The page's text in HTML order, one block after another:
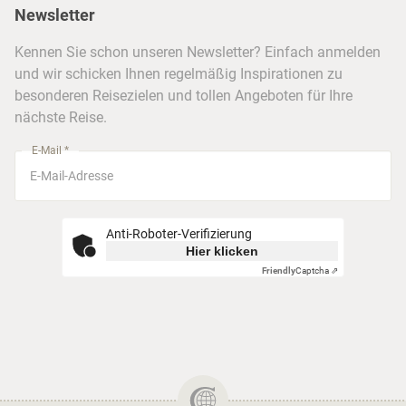
FAQ
Barrierefreiheitserklärung
Hotels & Unterkünfte
Kreuzfahrten
Busreisen
Frankfurt
Stuttgart
Newsletter
Kennen Sie schon unseren Newsletter? Einfach anmelden
und wir schicken Ihnen regelmäßig Inspirationen zu
besonderen Reisezielen und tollen Angeboten für Ihre
nächste Reise.
E-Mail *
Anti-Roboter-Verifizierung
Hier klicken
FriendlyCaptcha ⇗